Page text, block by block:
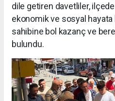
dile getiren davetliler,
ekonomik ve sosyal hayata
sahibine bol kazanç ve
bulundu.